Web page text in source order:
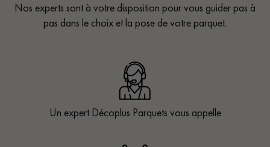
Nos experts sont à votre disposition pour vous guider pas à
pas dans le choix et la pose de votre parquet.
Un expert Décoplus Parquets vous appelle